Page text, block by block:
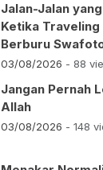
Jalan-Jalan
Ketika Traveling
Berburu
03/08/2026 - 88
Jangan Pernah
Allah
03/08/2026 - 148